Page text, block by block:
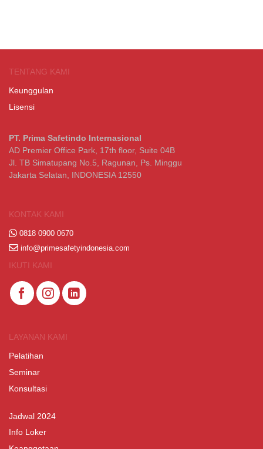
TENTANG KAMI
Keunggulan
Lisensi
PT. Prima Safetindo Internasional
AD Premier Office Park, 17th floor, Suite 04B
Jl. TB Simatupang No.5, Ragunan, Ps. Minggu
Jakarta Selatan, INDONESIA 12550
KONTAK KAMI
0818 0900 0670
info@primesafetyindonesia.com
IKUTI KAMI
LAYANAN KAMI
Pelatihan
Seminar
Konsultasi
Jadwal 2024
Info Loker